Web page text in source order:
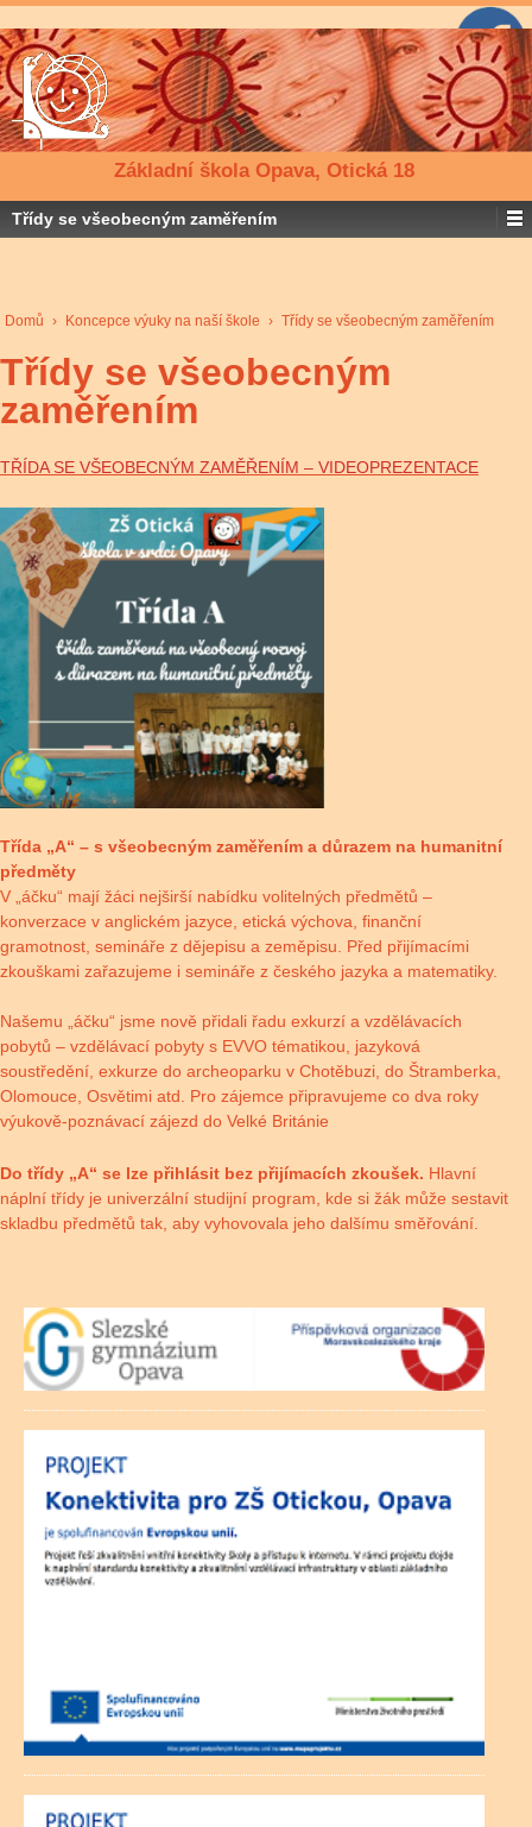
Základní škola Opava, Otická 18
Třídy se všeobecným zaměřením
Domů › Koncepce výuky na naší škole › Třídy se všeobecným zaměřením
Třídy se všeobecným
zaměřením
TŘÍDA SE VŠEOBECNÝM ZAMĚŘENÍM – VIDEOPREZENTACE
Třída „A“ – s všeobecným zaměřením a důrazem na humanitní
předměty
V „áčku“ mají žáci nejširší nabídku volitelných předmětů –
konverzace v anglickém jazyce, etická výchova, finanční
gramotnost, semináře z dějepisu a zeměpisu. Před přijímacími
zkouškami zařazujeme i semináře z českého jazyka a matematiky.
Našemu „áčku“ jsme nově přidali řadu exkurzí a vzdělávacích
pobytů – vzdělávací pobyty s EVVO tématikou, jazyková
soustředění, exkurze do archeoparku v Chotěbuzi, do Štramberka,
Olomouce, Osvětimi atd. Pro zájemce připravujeme co dva roky
výukově-poznávací zájezd do Velké Británie
Do třídy „A“ se lze přihlásit bez přijímacích zkoušek. Hlavní
náplní třídy je univerzální studijní program, kde si žák může sestavit
skladbu předmětů tak, aby vyhovovala jeho dalšímu směřování.